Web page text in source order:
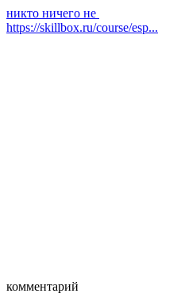
никто ничего не
https://skillbox.ru/course/esp...
комментарий